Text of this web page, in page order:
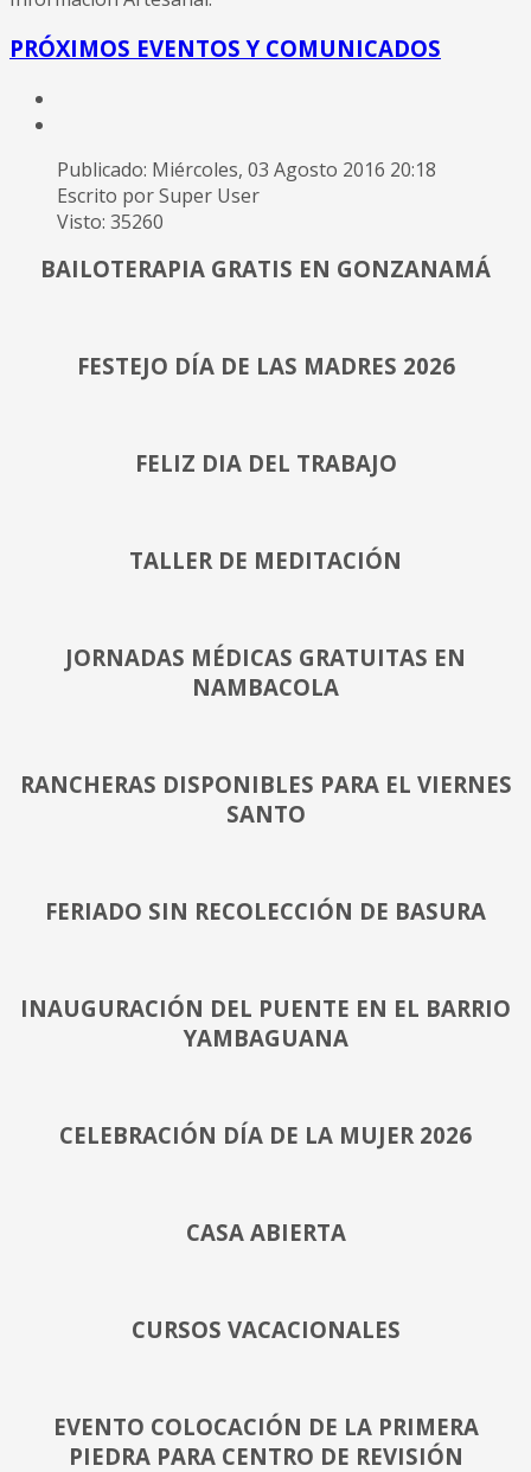
PRÓXIMOS EVENTOS Y COMUNICADOS
Publicado: Miércoles, 03 Agosto 2016 20:18
Escrito por Super User
Visto: 35260
BAILOTERAPIA GRATIS EN GONZANAMÁ
FESTEJO DÍA DE LAS MADRES 2026
FELIZ DIA DEL TRABAJO
TALLER DE MEDITACIÓN
JORNADAS MÉDICAS GRATUITAS EN
NAMBACOLA
RANCHERAS DISPONIBLES PARA EL VIERNES
SANTO
FERIADO SIN RECOLECCIÓN DE BASURA
INAUGURACIÓN DEL PUENTE EN EL BARRIO
YAMBAGUANA
CELEBRACIÓN DÍA DE LA MUJER 2026
CASA ABIERTA
CURSOS VACACIONALES
EVENTO COLOCACIÓN DE LA PRIMERA
PIEDRA PARA CENTRO DE REVISIÓN